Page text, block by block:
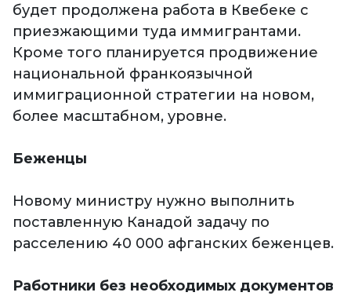
будет продолжена работа в Квебеке с
приезжающими туда иммигрантами.
Кроме того планируется продвижение
национальной франкоязычной
иммиграционной стратегии на новом,
более масштабном, уровне.
Беженцы
Новому министру нужно выполнить
поставленную Канадой задачу по
расселению 40 000 афганских беженцев.
Работники без необходимых документов